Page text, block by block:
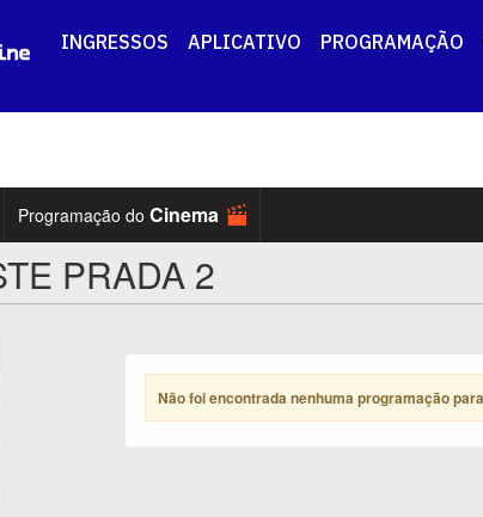
INGRESSOS APLICATIVO PROGRAMAÇÃO